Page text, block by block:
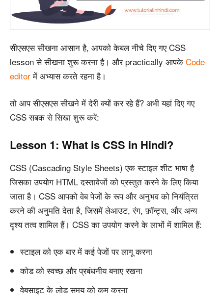
सीएसएस सीखना आसान है, आपको केबल नीचे दिए गए CSS
lesson से सीखना शुरू करना है। और practically आपके Code
editorमें अभ्यास करते रहना है।
तो आप सीएसएस सीखने में देरी क्यों कर रहे हैं? अभी यहां दिए गए
CSS सबक से सिखा शुरू करें:
Lesson 1: What is CSS in Hindi?
CSS (Cascading Style Sheets) एक स्टाइल शीट भाषा है
जिसका उपयोग HTML दस्तावेजों को प्रस्तुत करने के लिए किया
जाता है। CSS आपको वेब पेजों के रूप और अनुभव को नियंत्रित
करने की अनुमति देता है, जिसमें लेआउट, रंग, फ़ॉन्ट्स, और अन्य
दृश्य तत्व शामिल हैं। CSS का उपयोग करने के लाभों में शामिल हैं:
स्टाइल को एक बार में कई पेजों पर लागू करना
कोड को स्वच्छ और प्रबंधनीय बनाए रखना
वेबसाइट के लोड समय को कम करना